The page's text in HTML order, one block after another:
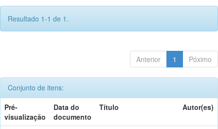
Resultado 1-1 de 1.
Anterior 1 Póximo
Conjunto de itens:
Pré-
visualização
Data do
documento
Título Autor(es)